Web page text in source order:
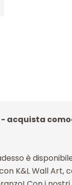
acquista
è
K&L Wall Art,